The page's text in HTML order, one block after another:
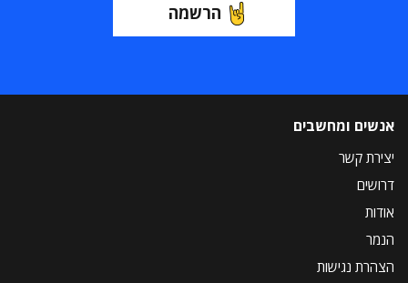
הרשמה
אנשים ומחשבים
יצירת קשר
דרושים
אודות
הנמר
הצהרת נגישות